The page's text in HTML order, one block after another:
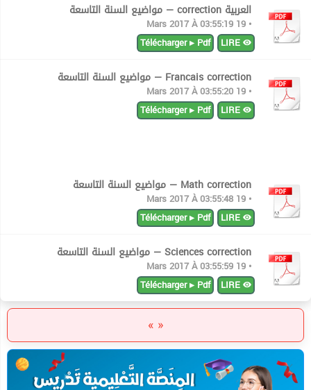
العربية correction — مواضيع السنة التاسعة
• 19 Mars 2017 À 03:55:19
Télécharger ▸ Pdf
Francais correction — مواضيع السنة التاسعة
• 19 Mars 2017 À 03:55:20
Télécharger ▸ Pdf
Math correction — مواضيع السنة التاسعة
• 19 Mars 2017 À 03:55:48
Télécharger ▸ Pdf
Sciences correction — مواضيع السنة التاسعة
• 19 Mars 2017 À 03:55:59
Télécharger ▸ Pdf
« »